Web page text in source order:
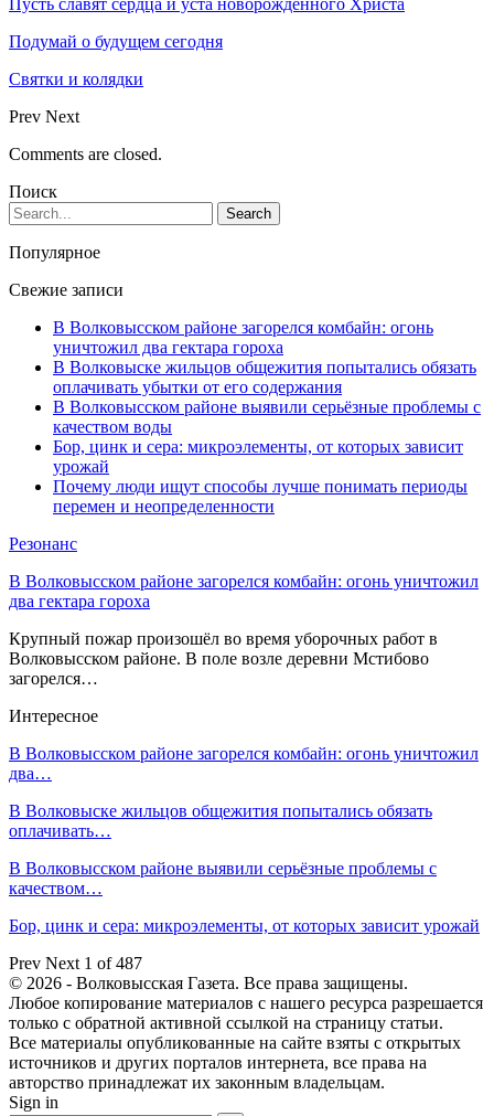
Подумай о будущем сегодня
Святки и колядки
Prev Next
Comments are closed.
Поиск
Популярное
Свежие записи
В Волковысском районе загорелся комбайн: огонь
уничтожил два гектара гороха
В Волковыске жильцов общежития попытались обязать
оплачивать убытки от его содержания
В Волковысском районе выявили серьёзные проблемы с
качеством воды
Бор, цинк и сера: микроэлементы, от которых зависит
урожай
Почему люди ищут способы лучше понимать периоды
перемен и неопределенности
Резонанс
В Волковысском районе загорелся комбайн: огонь уничтожил
два гектара гороха
Крупный пожар произошёл во время уборочных работ в
Волковысском районе. В поле возле деревни Мстибово
загорелся…
Интересное
В Волковысском районе загорелся комбайн: огонь уничтожил
два…
В Волковыске жильцов общежития попытались обязать
оплачивать…
В Волковысском районе выявили серьёзные проблемы с
качеством…
Бор, цинк и сера: микроэлементы, от которых зависит урожай
Prev Next 1 of 487
© 2026 - Волковысская Газета. Все права защищены.
Любое копирование материалов с нашего ресурса разрешается
только с обратной активной ссылкой на страницу статьи.
Все материалы опубликованные на сайте взяты с открытых
источников и других порталов интернета, все права на
авторство принадлежат их законным владельцам.
Sign in